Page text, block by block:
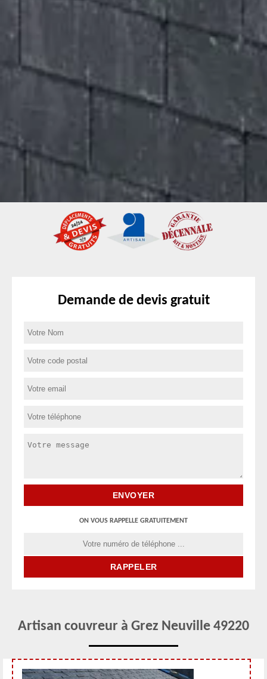
Demande de devis gratuit
ON VOUS RAPPELLE GRATUITEMENT
Artisan couvreur à Grez Neuville 49220